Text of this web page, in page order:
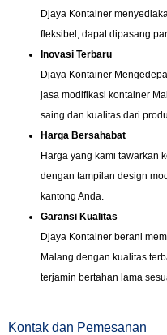
Djaya Kontainer
fleksibel, dapat dipasang
Inovasi Terbaru
Djaya Kontainer
jasa modifikasi kontainer
saing dan kualitas dari
Harga Bersahabat
Harga yang kami tawarkan
dengan tampilan design
kantong Anda.
Garansi Kualitas
Djaya Kontainer berani
Malang dengan kualitas
terjamin bertahan lama
Kontak dan Pemesanan